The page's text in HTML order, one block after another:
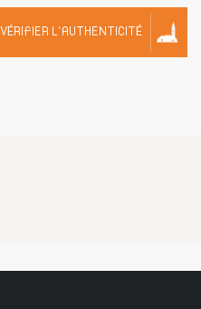
VÉRIFIER L'AUTHENTICITÉ